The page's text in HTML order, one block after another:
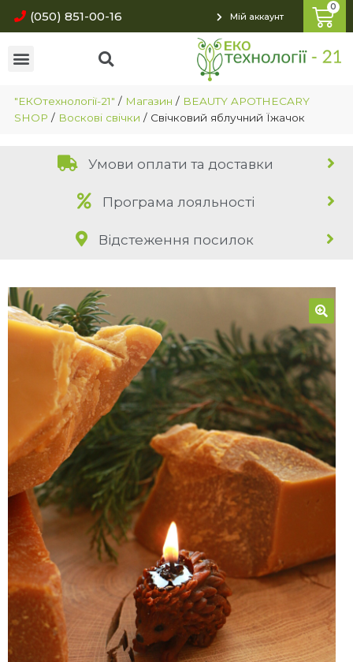
(050) 851-00-16 Мій аккаунт
"ЕКОтехнології-21" / Магазин / BEAUTY APOTHECARY
SHOP / Воскові свічки / Свічковий яблучний Їжачок
Умови оплати та доставки
Програма лояльності
Відстеження посилок
🔍